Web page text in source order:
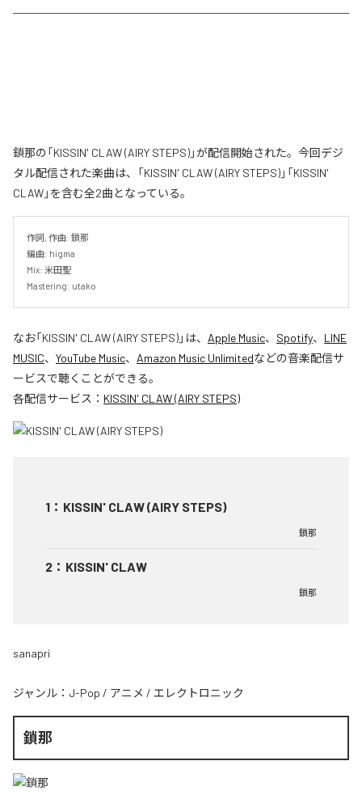
鎖那の「KISSIN' CLAW (AIRY STEPS)」が配信開始された。今回デジ
タル配信された楽曲は、「KISSIN' CLAW (AIRY STEPS)」「KISSIN'
CLAW」を含む全2曲となっている。
作詞, 作曲: 鎖那
編曲: higma
Mix: 米田聖
Mastering: utako
なお「KISSIN' CLAW (AIRY STEPS)」は、 Apple Music、 Spotify、 LINE
MUSIC、 YouTube Music、 Amazon Music Unlimitedなどの音楽配信サ
ービスで聴くことができる。
各配信サービス： KISSIN' CLAW (AIRY STEPS)
1 ： KISSIN' CLAW (AIRY STEPS)
鎖那
2 ： KISSIN' CLAW
鎖那
sanapri
ジャンル： J-Pop / アニメ / エレクトロニック
鎖那